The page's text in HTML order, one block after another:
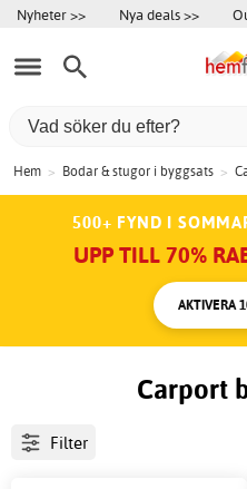
Nyheter >> Nya deals >>
Hem > Bodar & stugor i byggsats >
500+ FYND I
UPP TILL 70%
AKTIVERA
Carport
Filter